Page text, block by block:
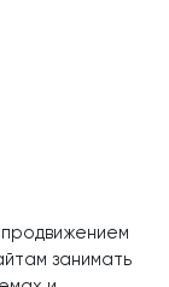
занимать